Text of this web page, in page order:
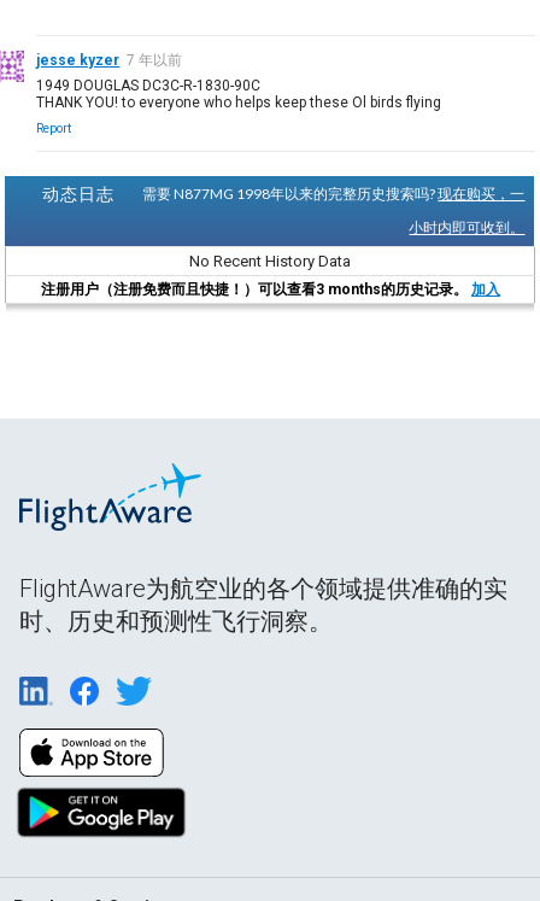
jesse kyzer 7 年以前
1949 DOUGLAS DC3C-R-1830-90C
THANK YOU! to everyone who helps keep these Ol birds flying
Report
动态日志 需要 N877MG 1998年以来的完整历史搜索吗?现在购买，一
小时内即可收到。
No Recent History Data
注册用户（注册免费而且快捷！）可以查看3 months的历史记录。 加入
FlightAware为航空业的各个领域提供准确的实
时、历史和预测性飞行洞察。